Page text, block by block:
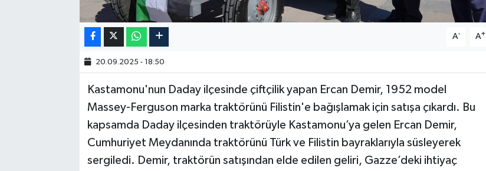
A- A+
20.09.2025 - 18:50
Kastamonu'nun Daday ilçesinde çiftçilik yapan Ercan Demir, 1952 model
Massey-Ferguson marka traktörünü Filistin'e bağışlamak için satışa çıkardı. Bu
kapsamda Daday ilçesinden traktörüyle Kastamonu’ya gelen Ercan Demir,
Cumhuriyet Meydanında traktörünü Türk ve Filistin bayraklarıyla süsleyerek
sergiledi. Demir, traktörün satışından elde edilen geliri, Gazze’deki ihtiyaç